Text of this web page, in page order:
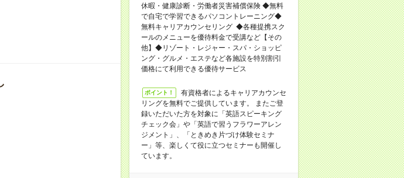
休暇・健康診断・労働者災害補償保険 ◆無料
で自宅で学習できるパソコントレーニング◆
無料キャリアカウンセリング ◆各種提携スク
ールのメニューを優待料金で受講など【その
他】◆リゾート・レジャー・スパ・ショッピ
ング・グルメ・エステなど各施設を特別割引
価格にて利用できる優待サービス
ポイント！
有資格者によるキャリアカウンセ
リングを無料でご提供しています。 またご登
録いただいた方を対象に「英語スピーキング
チェック会」や「英語で習うフラワーアレン
ジメント」、「ときめき片づけ体験セミナ
ー」等、楽しくて役に立つセミナーも開催し
ています。